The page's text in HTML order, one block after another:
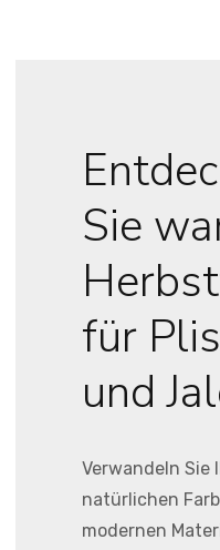
Sie
für
und
Verwandeln Sie
natürlichen
modernen